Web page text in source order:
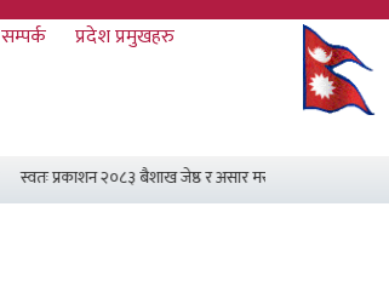
सम्पर्क प्रदेश प्रमुखहरु
स्वतः प्रकाशन २०८३ बैशाख जेष्ठ र असार मसान्त सम्म